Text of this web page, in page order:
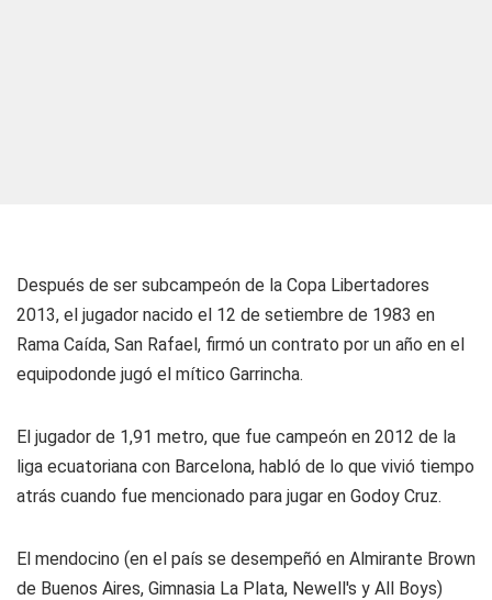
Después de ser subcampeón de la Copa Libertadores
2013, el jugador nacido el 12 de setiembre de 1983 en
Rama Caída, San Rafael, firmó un contrato por un año en el
equipodonde jugó el mítico Garrincha.
El jugador de 1,91 metro, que fue campeón en 2012 de la
liga ecuatoriana con Barcelona, habló de lo que vivió tiempo
atrás cuando fue mencionado para jugar en Godoy Cruz.
El mendocino (en el país se desempeñó en Almirante Brown
de Buenos Aires, Gimnasia La Plata, Newell's y All Boys)